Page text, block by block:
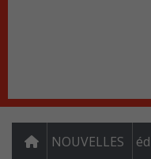
NOUVELLES